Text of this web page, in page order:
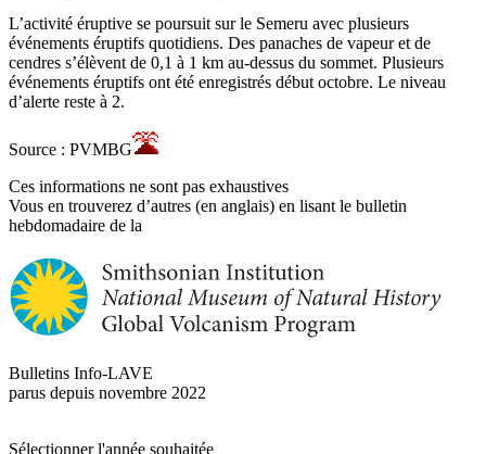
L’activité éruptive se poursuit sur le Semeru avec plusieurs
événements éruptifs quotidiens. Des panaches de vapeur et de
cendres s’élèvent de 0,1 à 1 km au-dessus du sommet. Plusieurs
événements éruptifs ont été enregistrés début octobre. Le niveau
d’alerte reste à 2.
Source : PVMBG
Ces informations ne sont pas exhaustives
Vous en trouverez d’autres (en anglais) en lisant le bulletin
hebdomadaire de la
Bulletins Info-LAVE
parus depuis novembre 2022
Sélectionner l'année souhaitée